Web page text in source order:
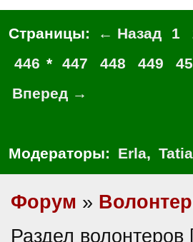
Страницы: ← Назад 1
446 * 447 448 449
Вперед →
Модераторы: Erla,
Форум »
Раздел